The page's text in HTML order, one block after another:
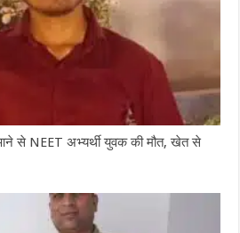
से NEET अभ्यर्थी युवक की मौत, खेत से